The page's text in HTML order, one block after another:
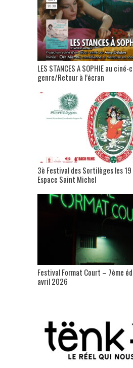
LES STANCES A SOPHIE au ciné-
genre/Retour à l’écran
3è Festival des Sortilèges les
Espace Saint Michel
Festival Format Court – 7ème
avril 2026